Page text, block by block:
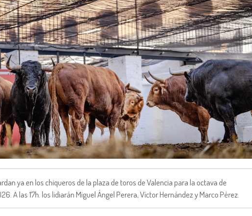
ya en los chiqueros de la plaza de toros de Valencia para la octava de
A las 17h. los lidiarán Miguel Ángel Perera, Víctor Hernández y Marco Pérez.